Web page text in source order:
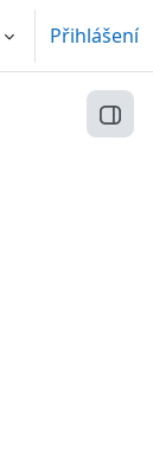
Přihlášení